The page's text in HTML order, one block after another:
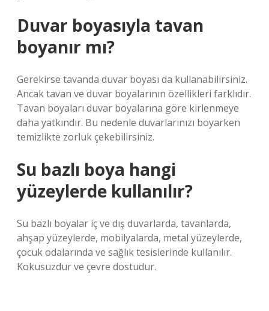
Duvar boyasıyla tavan
boyanır mı?
Gerekirse tavanda duvar boyası da kullanabilirsiniz.
Ancak tavan ve duvar boyalarının özellikleri farklıdır.
Tavan boyaları duvar boyalarına göre kirlenmeye
daha yatkındır. Bu nedenle duvarlarınızı boyarken
temizlikte zorluk çekebilirsiniz.
Su bazlı boya hangi
yüzeylerde kullanılır?
Su bazlı boyalar iç ve dış duvarlarda, tavanlarda,
ahşap yüzeylerde, mobilyalarda, metal yüzeylerde,
çocuk odalarında ve sağlık tesislerinde kullanılır.
Kokusuzdur ve çevre dostudur.